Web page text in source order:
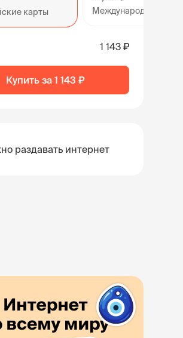
карты Международные карты
1 143 ₽
Купить за 1 143 ₽
раздавать интернет